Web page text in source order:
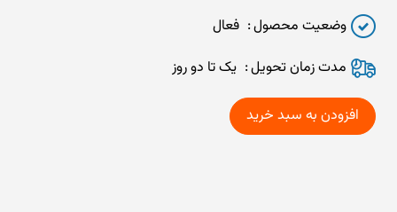
وضعیت محصول
فعال
مدت زمان تحويل
یک تا دو روز